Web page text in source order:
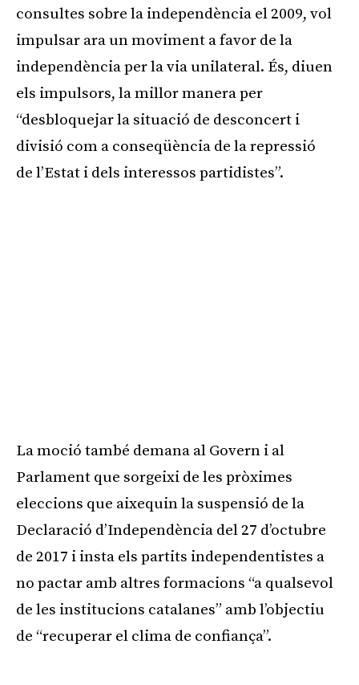
consultes sobre la independència el 2009, vol
impulsar ara un moviment a favor de la
independència per la via unilateral. És, diuen
els impulsors, la millor manera per
“desbloquejar la situació de desconcert i
divisió com a conseqüència de la repressió
de l’Estat i dels interessos partidistes”.
La moció també demana al Govern i al
Parlament que sorgeixi de les pròximes
eleccions que aixequin la suspensió de la
Declaració d’Independència del 27 d’octubre
de 2017 i insta els partits independentistes a
no pactar amb altres formacions “a qualsevol
de les institucions catalanes” amb l’objectiu
de “recuperar el clima de confiança”.